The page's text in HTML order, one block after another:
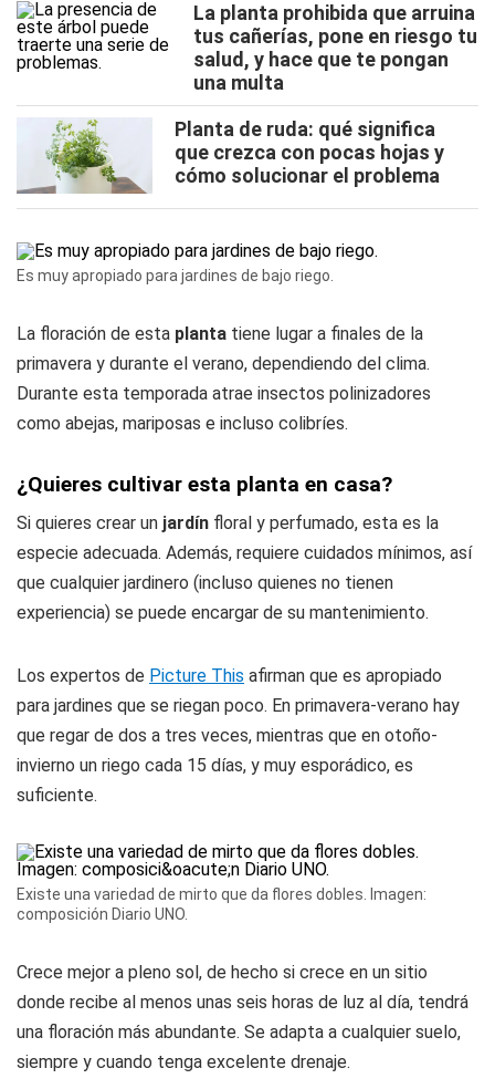
La planta prohibida que arruina
tus cañerías, pone en riesgo tu
salud, y hace que te pongan
una multa
Planta de ruda: qué significa
que crezca con pocas hojas y
cómo solucionar el problema
Es muy apropiado para jardines de bajo riego.
La floración de esta planta tiene lugar a finales de la
primavera y durante el verano, dependiendo del clima.
Durante esta temporada atrae insectos polinizadores
como abejas, mariposas e incluso colibríes.
¿Quieres cultivar esta planta en casa?
Si quieres crear un jardín floral y perfumado, esta es la
especie adecuada. Además, requiere cuidados mínimos, así
que cualquier jardinero (incluso quienes no tienen
experiencia) se puede encargar de su mantenimiento.
Los expertos de Picture This afirman que es apropiado
para jardines que se riegan poco. En primavera-verano hay
que regar de dos a tres veces, mientras que en otoño-
invierno un riego cada 15 días, y muy esporádico, es
suficiente.
Existe una variedad de mirto que da flores dobles. Imagen:
composición Diario UNO.
Crece mejor a pleno sol, de hecho si crece en un sitio
donde recibe al menos unas seis horas de luz al día, tendrá
una floración más abundante. Se adapta a cualquier suelo,
siempre y cuando tenga excelente drenaje.